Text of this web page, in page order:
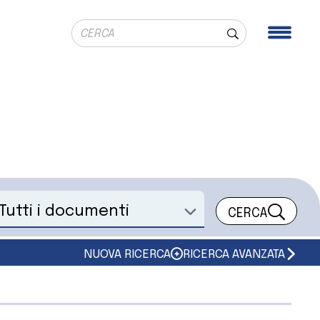
Ricerca globale
Cerca
un documento CERCA
NUOVA RICERCA RICERCA AVANZATA